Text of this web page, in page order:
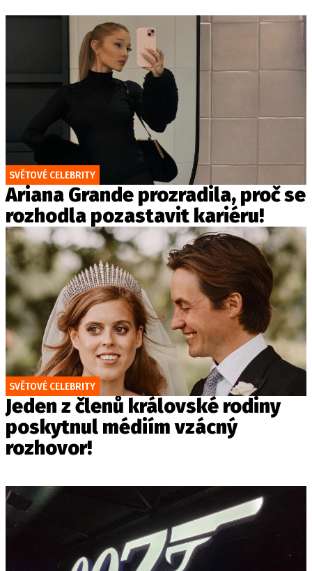
SVĚTOVÉ CELEBRITY
Ariana Grande prozradila, proč se
rozhodla pozastavit kariéru!
SVĚTOVÉ CELEBRITY
Jeden z členů královské rodiny
poskytnul médiím vzácný
rozhovor!